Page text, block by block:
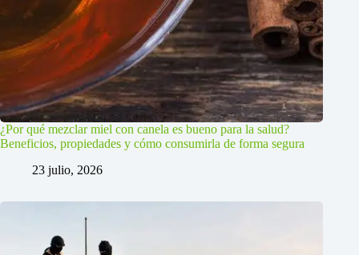
¿Por qué mezclar miel con canela es bueno para la salud?
Beneficios, propiedades y cómo consumirla de forma segura
23 julio, 2026